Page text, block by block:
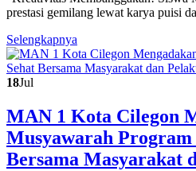
prestasi gemilang lewat karya puisi
Selengkapnya
18Jul
MAN 1 Kota Cilegon
Musyawarah
Bersama Masyarakat